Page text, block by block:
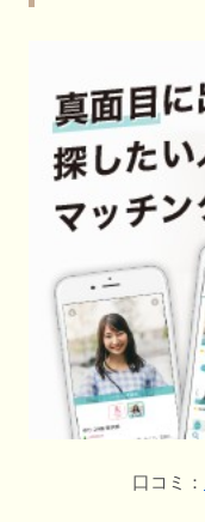
口コミ：